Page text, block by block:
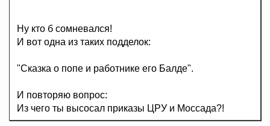
Ну кто б сомневался!
И вот одна из таких подделок:
"Сказка о попе и работнике его Балде".
И повторяю вопрос:
Из чего ты высосал приказы ЦРУ и Моссада?!